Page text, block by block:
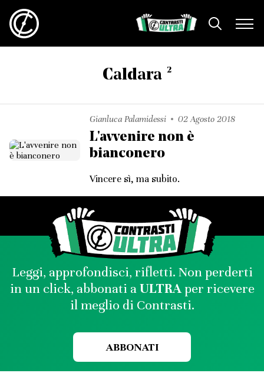
Caldara 2
Gianluca Palamidessi 02 Agosto 2018
L'avvenire non è
bianconero
Vincere sì, ma subito.
Leggi, approfondisci, rifletti. Non perderti
in un click, abbonati aULTRAper ricevere
il meglio di Contrasti.
ABBONATI